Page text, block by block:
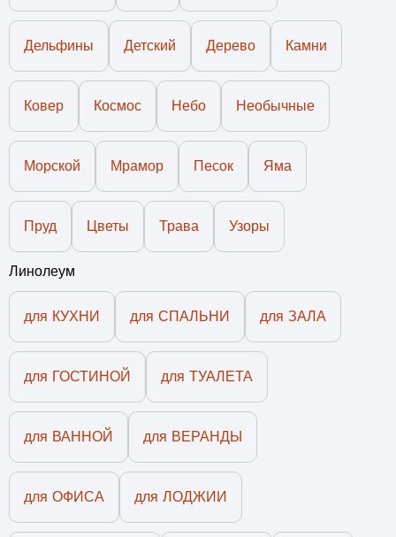
Дельфины Детский Дерево Камни
Ковер Космос Небо Необычные
Морской Мрамор Песок Яма
Пруд Цветы Трава Узоры
Линолеум
для КУХНИ для СПАЛЬНИ для ЗАЛА
для ГОСТИНОЙ для ТУАЛЕТА
для ВАННОЙ для ВЕРАНДЫ
для ОФИСА для ЛОДЖИИ